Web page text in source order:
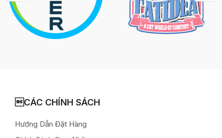
CÁC CHÍNH SÁCH
Hướng Dẫn Đặt Hàng